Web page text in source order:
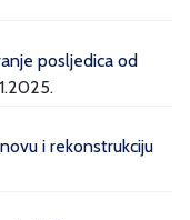
posljedica od
i rekonstrukciju